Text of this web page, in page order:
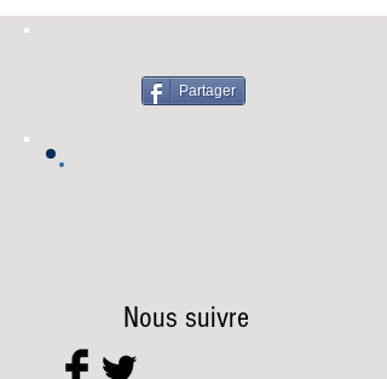
Partager
Nous suivre